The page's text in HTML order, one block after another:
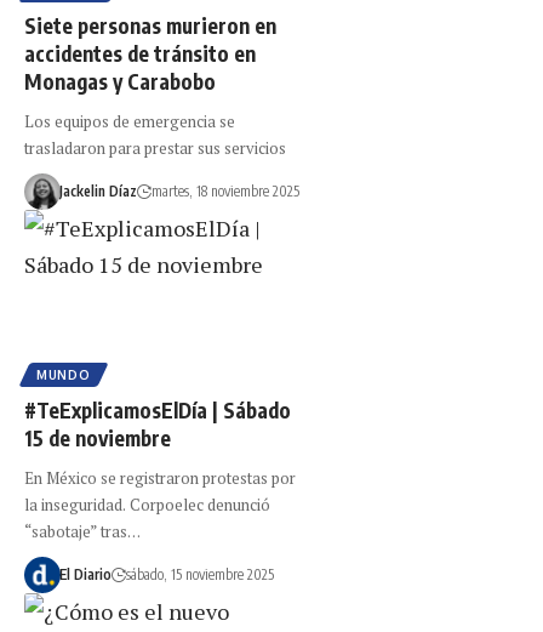
Siete personas murieron en
accidentes de tránsito en
Monagas y Carabobo
Los equipos de emergencia se
trasladaron para prestar sus servicios
Jackelin Díaz martes, 18 noviembre 2025
MUNDO
#TeExplicamosElDía | Sábado
15 de noviembre
En México se registraron protestas por
la inseguridad. Corpoelec denunció
“sabotaje” tras…
El Diario sábado, 15 noviembre 2025